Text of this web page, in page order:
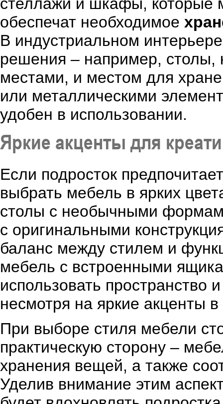
обеспечат необходимое
В индустриальном
решения – например, столы,
местами, и местом для
или металлическими
удобен в использовании.
Яркие акценты для
Если подросток
выбрать мебель в ярких
столы с необычными
с оригинальными
баланс между стилем и
мебель с встроенными
использовать пространство
несмотря на яркие акценты
При выборе стиля мебели
практическую сторону –
хранения вещей, а также
Уделив внимание этим